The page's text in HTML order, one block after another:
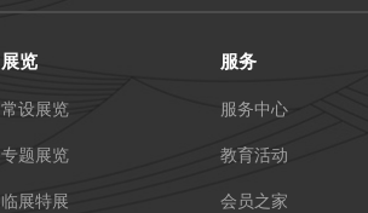
展览
常设展览
专题展览
临展特展
服务
服务中心
教育活动
会员之家